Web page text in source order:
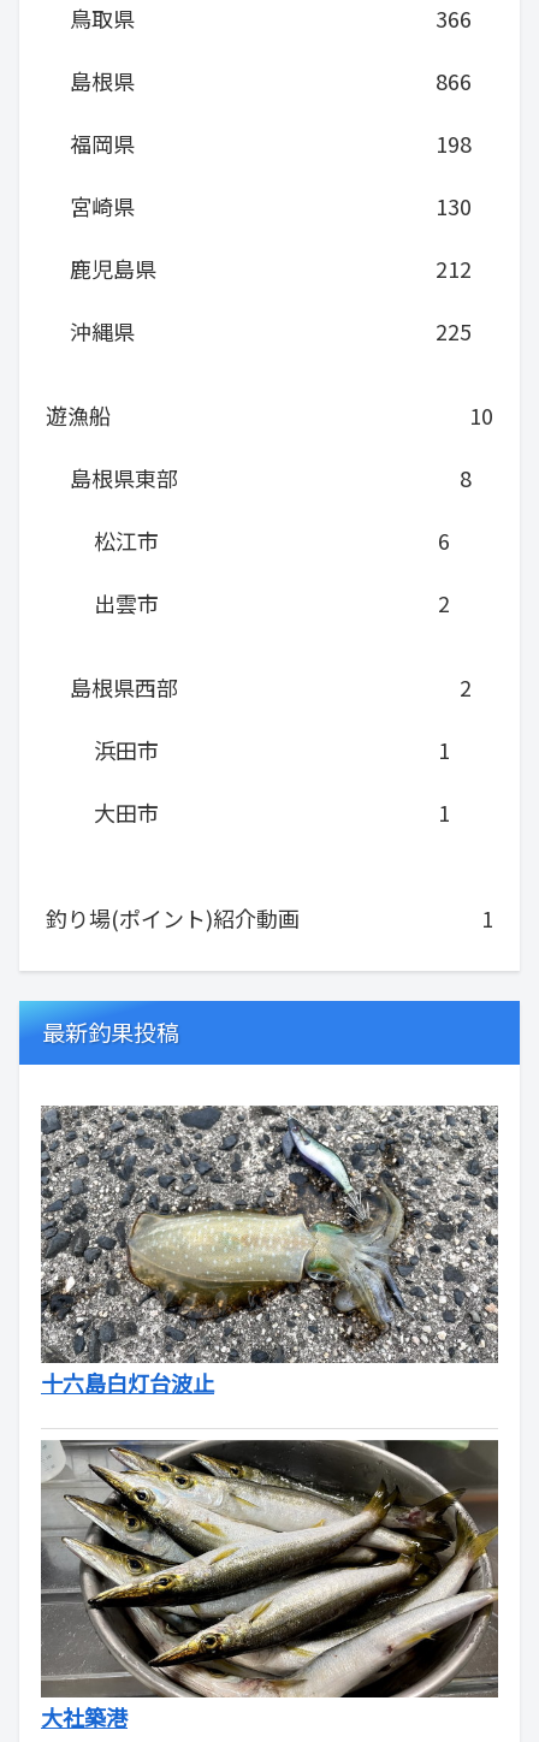
鳥取県
366
島根県
866
福岡県
198
宮崎県
130
鹿児島県
212
沖縄県
225
遊漁船
10
島根県東部
8
松江市
6
出雲市
2
島根県西部
2
浜田市
1
大田市
1
釣り場(ポイント)紹介動画 1
最新釣果投稿
十六島白灯台波止
大社築港